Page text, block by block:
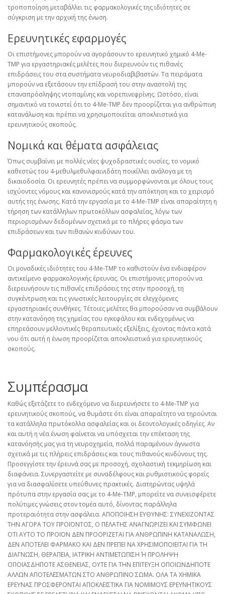
τροποποίηση μεταβάλλει τις φαρμακολογικές της ιδιότητες σε
σύγκριση με την αρχική της ένωση.
Ερευνητικές εφαρμογές
Οι επιστήμονες μπορούν να αγοράσουν το ερευνητικό χημικό 4-Me-
TMP για εργαστηριακές μελέτες που διερευνούν τις πιθανές
επιδράσεις του στα συστήματα νευροδιαβιβαστών. Τα πειράματα
μπορούν να εξετάσουν την επίδρασή του στην αναστολή της
επαναπρόσληψης ντοπαμίνης και νορεπινεφρίνης. Ωστόσο, είναι
σημαντικό να τονιστεί ότι το 4-Me-TMP δεν προορίζεται για ανθρώπινη
κατανάλωση και πρέπει να χρησιμοποιείται αποκλειστικά για
ερευνητικούς σκοπούς.
Νομικά και θέματα ασφάλειας
Όπως συμβαίνει με πολλές νέες ψυχοδραστικές ουσίες, το νομικό
καθεστώς του 4-μεθυλμεθυλφαινιδάτη ποικίλλει ανάλογα με τη
δικαιοδοσία. Οι ερευνητές πρέπει να συμμορφώνονται με όλους τους
ισχύοντες νόμους και κανονισμούς κατά την απόκτηση και το χειρισμό
αυτής της ένωσης. Κατά την εργασία με το 4-Me-TMP είναι απαραίτητη η
τήρηση των κατάλληλων πρωτοκόλλων ασφαλείας, λόγω των
περιορισμένων δεδομένων σχετικά με το πλήρες φάσμα των
επιδράσεων και των πιθανών κινδύνων του.
Φαρμακολογικές έρευνες
Οι μοναδικές ιδιότητες του 4-Me-TMP το καθιστούν ένα ενδιαφέρον
αντικείμενο φαρμακολογικής έρευνας. Οι επιστήμονες μπορούν να
διερευνήσουν τις πιθανές επιδράσεις της στην προσοχή, τη
συγκέντρωση και τις γνωστικές λειτουργίες σε ελεγχόμενες
εργαστηριακές συνθήκες. Τέτοιες μελέτες θα μπορούσαν να συμβάλουν
στην κατανόηση της χημείας του εγκεφάλου και ενδεχομένως να
επηρεάσουν μελλοντικές θεραπευτικές εξελίξεις, έχοντας πάντα κατά
νου ότι αυτή η ένωση προορίζεται αποκλειστικά για ερευνητικούς
σκοπούς.
Συμπέρασμα
Καθώς εξετάζετε το ενδεχόμενο να διερευνήσετε το 4-Me-TMP για
ερευνητικούς σκοπούς, να θυμάστε ότι είναι απαραίτητο να τηρούνται
τα κατάλληλα πρωτόκολλα ασφαλείας και οι δεοντολογικές οδηγίες. Αν
και αυτή η νέα ένωση φαίνεται να υπόσχεται την επέκταση της
κατανόησής μας για τη νευροχημεία, πολλά παραμένουν άγνωστα
σχετικά με τις πλήρεις επιδράσεις και τους πιθανούς κινδύνους της.
Προσεγγίστε την έρευνά σας με προσοχή, σχολαστική τεκμηρίωση και
διαφάνεια. Συνεργαστείτε με συναδέλφους και ρυθμιστικούς φορείς
για να διασφαλίσετε υπεύθυνες πρακτικές. Διατηρώντας υψηλά
πρότυπα στην εργασία σας με το 4-Me-TMP, μπορείτε να συνεισφέρετε
πολύτιμες γνώσεις στον τομέα αυτό, δίνοντας παράλληλα
προτεραιότητα στην ασφάλεια. ΑΠΟΠΟΙΗΣΗ ΕΥΘΥΝΗΣ: ΣΥΝΕΧΙΖΟΝΤΑΣ
ΤΗΝ ΑΓΟΡΑ ΤΟΥ ΠΡΟΪΟΝΤΟΣ, Ο ΠΕΛΑΤΗΣ ΑΝΑΓΝΩΡΙΖΕΙ ΚΑΙ ΣΥΜΦΩΝΕΙ
ΟΤΙ ΑΥΤΟ ΤΟ ΠΡΟΪΟΝ ΔΕΝ ΠΡΟΟΡΙΖΕΤΑΙ ΓΙΑ ΑΝΘΡΩΠΙΝΗ ΚΑΤΑΝΑΛΩΣΗ,
ΔΕΝ ΑΠΟΤΕΛΕΙ ΦΑΡΜΑΚΟ ΚΑΙ ΔΕΝ ΠΡΕΠΕΙ ΝΑ ΧΡΗΣΙΜΟΠΟΙΕΙΤΑΙ ΓΙΑ ΤΗ
ΔΙΑΓΝΩΣΗ, ΘΕΡΑΠΕΙΑ, ΙΑΤΡΙΚΗ ΑΝΤΙΜΕΤΩΠΙΣΗ Ή ΠΡΟΛΗΨΗ
ΟΠΟΙΑΣΔΗΠΟΤΕ ΑΣΘΕΝΕΙΑΣ, ΟΥΤΕ ΓΙΑ ΤΗΝ ΕΠΙΤΕΥΞΗ ΟΠΟΙΩΝΔΗΠΟΤΕ
ΑΛΛΩΝ ΑΠΟΤΕΛΕΣΜΑΤΩΝ ΣΤΟ ΑΝΘΡΩΠΙΝΟ ΣΩΜΑ. ΟΛΑ ΤΑ ΧΗΜΙΚΑ
ΕΡΕΥΝΑΣ ΠΡΟΣΦΕΡΟΝΤΑΙ ΑΠΟΚΛΕΙΣΤΙΚΑ ΓΙΑ ΝΟΜΙΜΟΥΣ ΕΡΕΥΝΗΤΙΚΟΥΣ